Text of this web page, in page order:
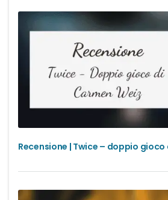
Recensione | Twice – doppio gioco